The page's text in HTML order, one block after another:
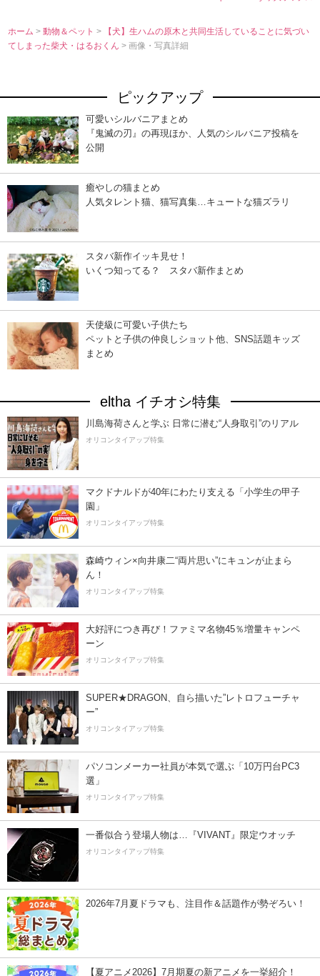
ホーム >動物＆ペット>
【犬】生ハムの原木と共同生活していることに気づい
てしまった柴犬・はるおくん> 画像・写真詳細
ピックアップ
可愛いシルバニアまとめ
『鬼滅の刃』の再現ほか、人気のシルバニア投稿を
公開
癒やしの猫まとめ
人気タレント猫、猫写真集…キュートな猫ズラリ
スタバ新作イッキ見せ！
いくつ知ってる？ スタバ新作まとめ
天使級に可愛い子供たち
ペットと子供の仲良しショット他、SNS話題キッズ
まとめ
eltha イチオシ特集
川島海荷さんと学ぶ 日常に潜む“人身取引”のリアル
オリコンタイアップ特集
マクドナルドが40年にわたり支える「小学生の甲子
園」
オリコンタイアップ特集
森崎ウィン×向井康二“両片思い”にキュンが止まら
ん！
オリコンタイアップ特集
大好評につき再び！ファミマ名物45％増量キャンペ
ーン
オリコンタイアップ特集
SUPER★DRAGON、自ら描いた”レトロフューチャ
ー”
オリコンタイアップ特集
パソコンメーカー社員が本気で選ぶ「10万円台PC3
選」
オリコンタイアップ特集
一番似合う登場人物は…『VIVANT』限定ウオッチ
オリコンタイアップ特集
2026年7月夏ドラマも、注目作＆話題作が勢ぞろい！
【夏アニメ2026】7月期夏の新アニメを一挙紹介！